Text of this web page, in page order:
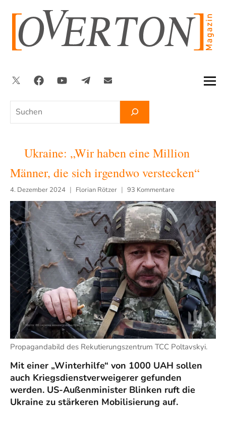
springen
Suchen
TwitterFacebookYouTubeTelegramNewsletter
Ukraine: „Wir haben eine Million
Männer, die sich irgendwo verstecken“
4. Dezember 2024 Florian Rötzer 93 Kommentare
Propagandabild des Rekutierungszentrum TCC Poltavskyi.
Mit einer „Winterhilfe“ von 1000 UAH sollen
auch Kriegsdienstverweigerer gefunden
werden. US-Außenminister Blinken ruft die
Ukraine zu stärkeren Mobilisierung auf.